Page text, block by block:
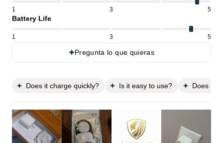
1 3 5
Battery Life
1 3 5
Pregunta lo que quieras
Does it charge quickly? Is it easy to use? Does it